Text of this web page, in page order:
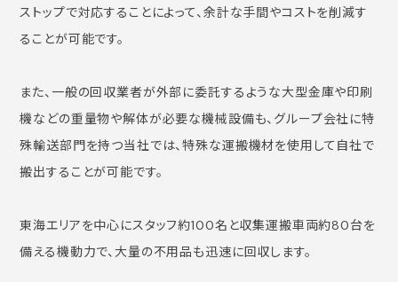
ストップで対応することによって、余計な手間やコストを削減す
ることが可能です。
また、一般の回収業者が外部に委託するような大型金庫や印刷
機などの重量物や解体が必要な機械設備も、グループ会社に特
殊輸送部門を持つ当社では、特殊な運搬機材を使用して自社で
搬出することが可能です。
東海エリアを中心にスタッフ約100名と収集運搬車両約80台を
備える機動力で、大量の不用品も迅速に回収します。